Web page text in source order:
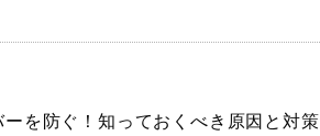
を防ぐ！知っておくべき原因と対策